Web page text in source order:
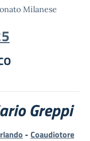
Milanese
Greppi
- Coaudiotore